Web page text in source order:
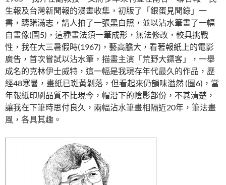
生報及台灣新聞報的漫畫收集，初版了「銀蛋見聞錄」一
書，躊躇滿志，請人拍了一張黑白照，並以沾水筆畫了一幅
自畫像(圖5)，這種畫法須一筆成形，無法修改，較具挑戰
性，我在大三暑假時(1967)，藝高膽大，看著報紙上的電影
廣告，首次嘗試以沾水筆，描畫主演「荒野大鏢客」，一舉
成名的克林伊士威特，這一幅是我現存年代最久的作品，歷
經48寒暑，畫紙已斑黃剝落，但看起來仍韻味溢然 (圖6)，當
年報紙印刷品質不比現今，帽沿下的陰影部份，不甚清楚，
讓我在下筆時思付良久，兩幅沾水筆畫相隔近20年，筆法畫
風，各具其趣。